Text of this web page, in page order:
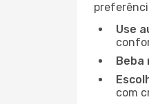
Use
Beba
com